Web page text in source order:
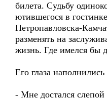
билета. Судьбу
ютившегося в
Петропавловска-
разменять на
жизнь. Где имелся бы
Его глаза
- Мне достался слепой